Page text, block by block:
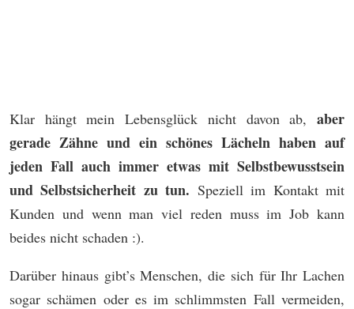
Klar hängt mein Lebensglück nicht davon ab, aber
gerade Zähne und ein schönes Lächeln haben auf
jeden Fall auch immer etwas mit Selbstbewusstsein
und Selbstsicherheit zu tun. Speziell im Kontakt mit
Kunden und wenn man viel reden muss im Job kann
beides nicht schaden :).
Darüber hinaus gibt’s Menschen, die sich für Ihr Lachen
sogar schämen oder es im schlimmsten Fall vermeiden,